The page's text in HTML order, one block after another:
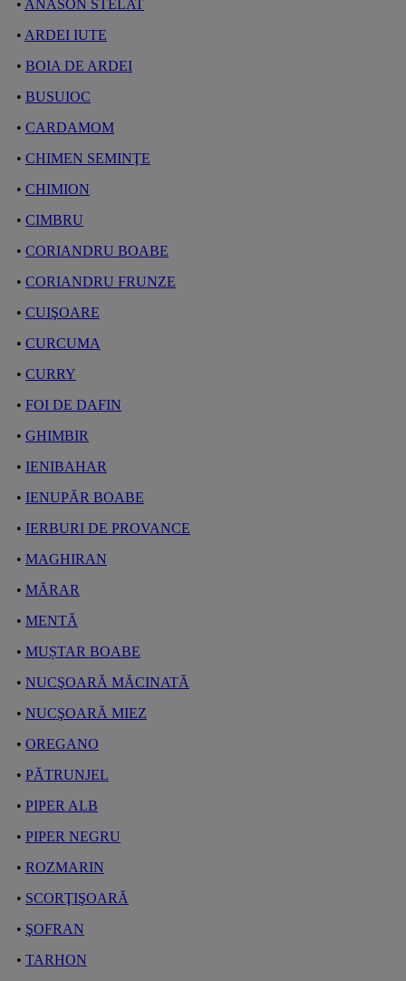
• ANASON STELAT
• ARDEI IUTE
• BOIA DE ARDEI
• BUSUIOC
• CARDAMOM
• CHIMEN SEMINŢE
• CHIMION
• CIMBRU
• CORIANDRU BOABE
• CORIANDRU FRUNZE
• CUIŞOARE
• CURCUMA
• CURRY
• FOI DE DAFIN
• GHIMBIR
• IENIBAHAR
• IENUPĂR BOABE
• IERBURI DE PROVANCE
• MAGHIRAN
• MĂRAR
• MENTĂ
• MUȘTAR BOABE
• NUCŞOARĂ MĂCINATĂ
• NUCŞOARĂ MIEZ
• OREGANO
• PĂTRUNJEL
• PIPER ALB
• PIPER NEGRU
• ROZMARIN
• SCORŢIŞOARĂ
• ŞOFRAN
• TARHON